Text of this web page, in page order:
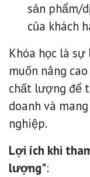
sản phẩm/
của khách
Khóa học là
muốn nâng
chất lượng để
doanh và
nghiệp.
Lợi ích khi
lượng":